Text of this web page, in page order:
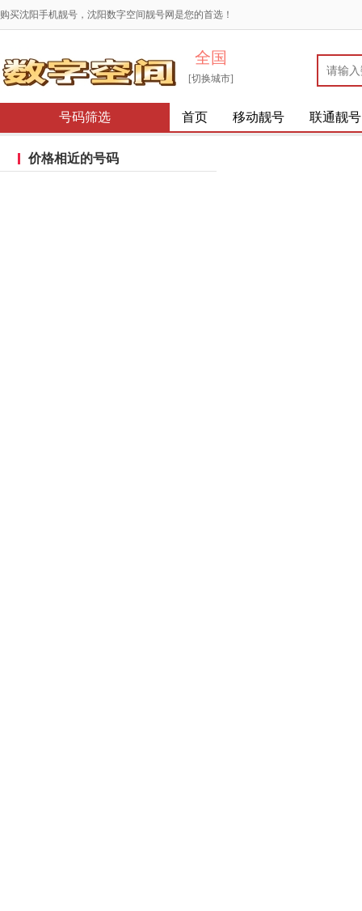
购买沈阳手机靓号，沈阳数字空间靓号网是您的首选！
全国
[切换城市]
号码筛选 首页 移动靓号 联通靓号
价格相近的号码